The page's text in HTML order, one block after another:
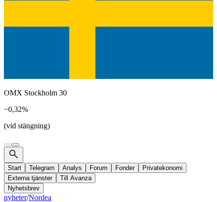
OMX Stockholm 30
−0,32%
(vid stängning)
Start Telegram Analys Forum Fonder
Privatekonomi
Externa tjänster
Till Avanza
Nyhetsbrev
nyheter/Nordea